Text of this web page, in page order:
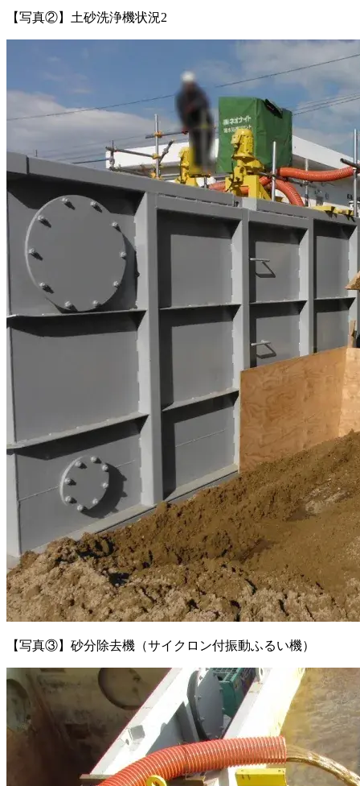
【写真②】土砂洗浄機状況2
【写真③】砂分除去機（サイクロン付振動ふるい機）